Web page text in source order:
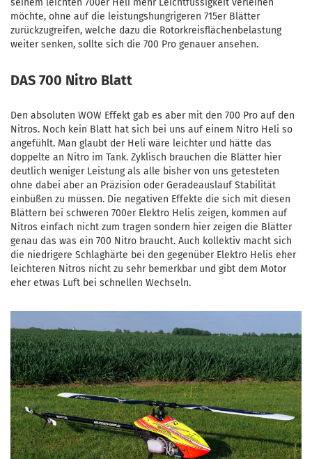
seinem leichten 700er Heli mehr Leichtfüssigkeit verleihen
möchte, ohne auf die leistungshungrigeren 715er Blätter
zurückzugreifen, welche dazu die Rotorkreisflächenbelastung
weiter senken, sollte sich die 700 Pro genauer ansehen.
DAS 700 Nitro Blatt
Den absoluten WOW Effekt gab es aber mit den 700 Pro auf den
Nitros. Noch kein Blatt hat sich bei uns auf einem Nitro Heli so
angefühlt. Man glaubt der Heli wäre leichter und hätte das
doppelte an Nitro im Tank. Zyklisch brauchen die Blätter hier
deutlich weniger Leistung als alle bisher von uns getesteten
ohne dabei aber an Präzision oder Geradeauslauf Stabilität
einbüßen zu müssen. Die negativen Effekte die sich mit diesen
Blättern bei schweren 700er Elektro Helis zeigen, kommen auf
Nitros einfach nicht zum tragen sondern hier zeigen die Blätter
genau das was ein 700 Nitro braucht. Auch kollektiv macht sich
die niedrigere Schlaghärte bei den gegenüber Elektro Helis eher
leichteren Nitros nicht zu sehr bemerkbar und gibt dem Motor
eher etwas Luft bei schnellen Wechseln.